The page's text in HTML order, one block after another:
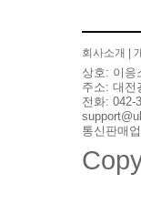
회사소개
상호: 이응
주소: 대전
전화: 042-
통신판매